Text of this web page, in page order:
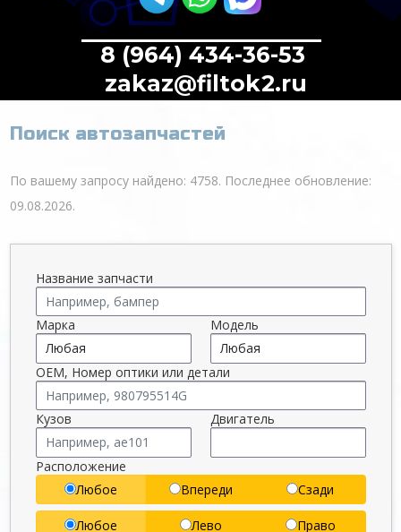
8 (964) 434-36-53
zakaz@filtok2.ru
Поиск автозапчастей
По вашему запросу найдено: 4758. Последнее обновление:
09.08.2026.
Название запчасти
Марка Модель
OEM, Номер оптики или детали
Кузов Двигатель
Расположение
Любое
Впереди Сзади
Любое Лево Право